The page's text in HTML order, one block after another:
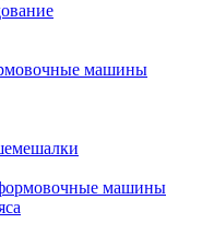
машины
машины